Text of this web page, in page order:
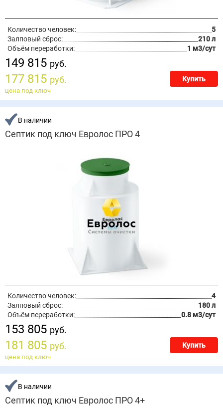
Количество человек:
5
Залповый сброс:
210 л
Объём переработки:
1 м3/сут
149 815 руб.
177 815 руб. Купить
цена под ключ
В наличии
Септик под ключ Евролос ПРО 4
Количество человек:
4
Залповый сброс:
180 л
Объём переработки:
0.8 м3/сут
153 805 руб.
181 805 руб. Купить
цена под ключ
В наличии
Септик под ключ Евролос ПРО 4+